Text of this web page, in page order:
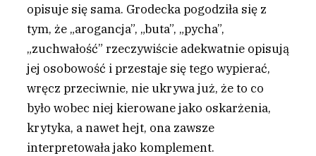
opisuje się sama. Grodecka pogodziła się z
tym, że „arogancja”, „buta”, „pycha”,
„zuchwałość” rzeczywiście adekwatnie opisują
jej osobowość i przestaje się tego wypierać,
wręcz przeciwnie, nie ukrywa już, że to co
było wobec niej kierowane jako oskarżenia,
krytyka, a nawet hejt, ona zawsze
interpretowała jako komplement.